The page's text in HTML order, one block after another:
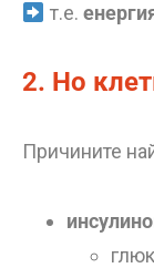
т.е.
2. Но
Причините